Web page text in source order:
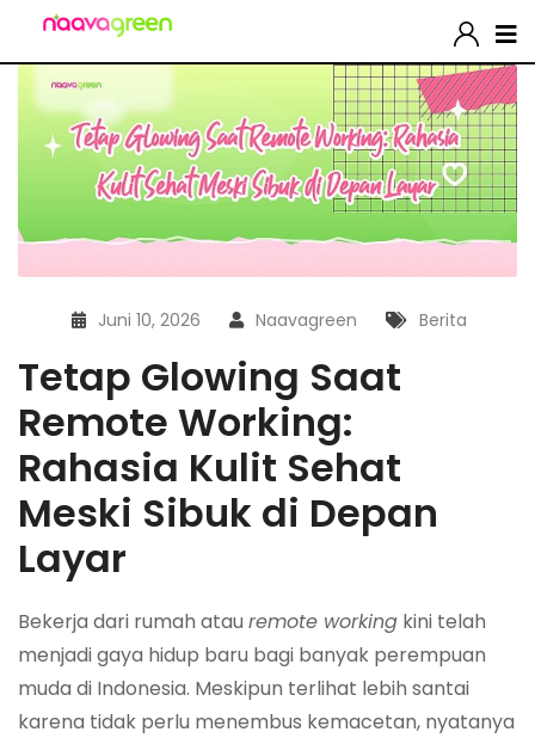
Juni 10, 2026 Naavagreen Berita
Tetap Glowing Saat
Remote Working:
Rahasia Kulit Sehat
Meski Sibuk di Depan
Layar
Bekerja dari rumah atau remote working kini telah
menjadi gaya hidup baru bagi banyak perempuan
muda di Indonesia. Meskipun terlihat lebih santai
karena tidak perlu menembus kemacetan, nyatanya